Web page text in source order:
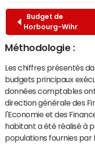
Budget de
Horbourg-Wihr
Méthodologie :
Les chiffres présentés
budgets principaux
données comptables
direction générale des
l'Economie et des
habitant a été réalisé à
populations fournies par